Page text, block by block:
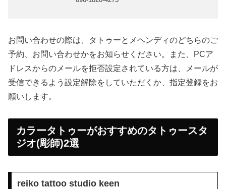
お問い合わせの際は、タトゥーとメヘンディのどちらのご
予約、お問い合わせかをお知らせください。また、PCア
ドレスからのメールを拒否設定されている方は、メールが
受信できるよう設定解除をしていただくか、指定登録をお
願いします。
カラータトゥーがおすすめのタトゥースタ
ジオ(彫師)2選
reiko tattoo studio keen